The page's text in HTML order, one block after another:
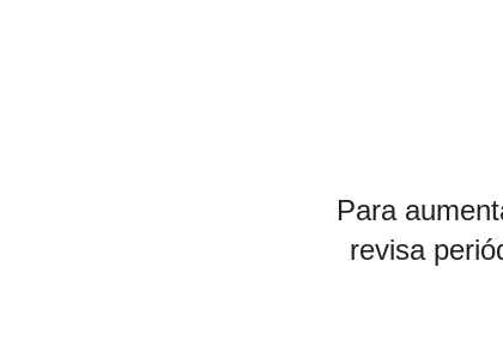
Para
revisa